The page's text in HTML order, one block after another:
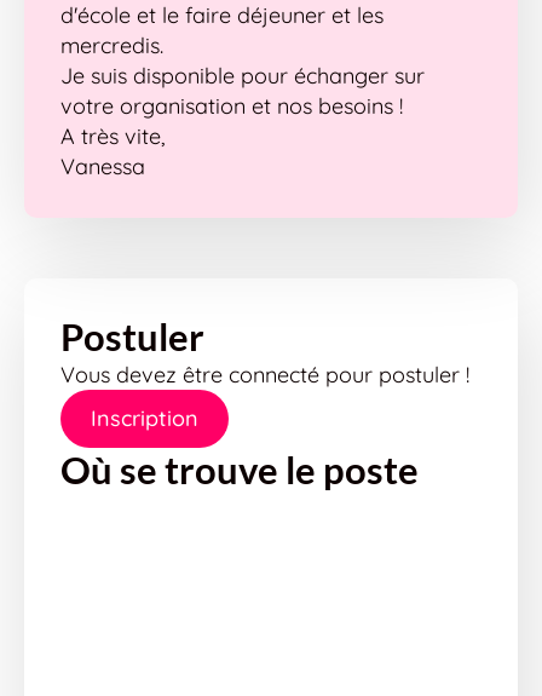
d'école et le faire déjeuner et les
mercredis.
Je suis disponible pour échanger sur
votre organisation et nos besoins !
A très vite,
Vanessa
Postuler
Vous devez être connecté pour postuler !
Inscription
Où se trouve le poste